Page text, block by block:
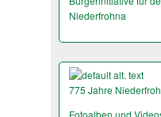
Niederfrohna
775 Jahre